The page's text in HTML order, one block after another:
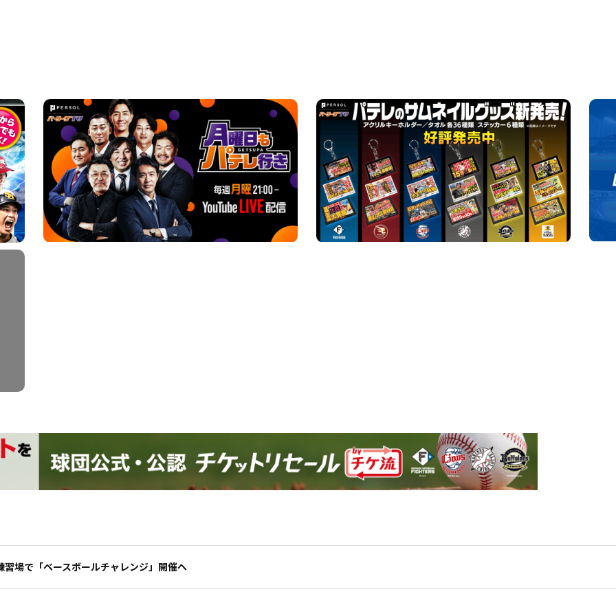
習場で「ベースボールチャレンジ」開催へ